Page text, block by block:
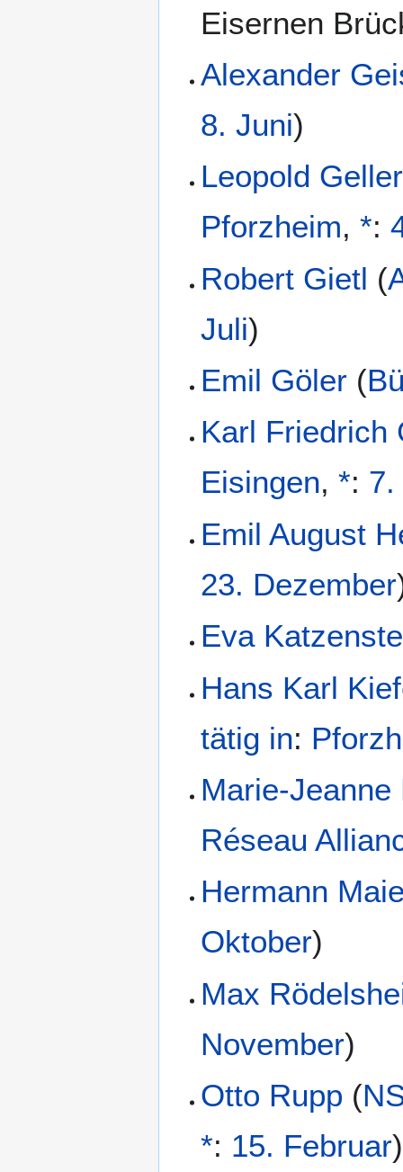
Eisernen
Alexander
8. Juni)
Leopold Geller
Pforzheim,*:
Robert Gietl (
Juli)
Emil Göler (
Karl Friedrich
Eisingen,*: 7.
Emil August
23. Dezember
Eva
Hans Karl
tätig in:
Marie-Jeanne
Réseau
Hermann
Oktober)
Max
November)
Otto Rupp (
*: 15. Februar)